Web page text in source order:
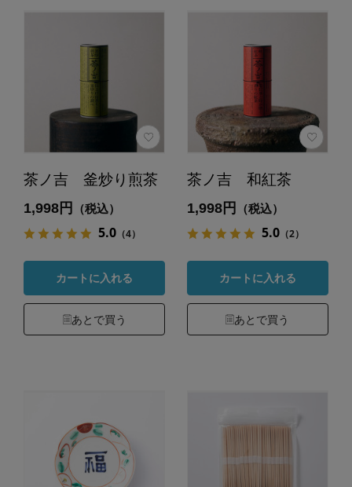
茶ノ吉 釜炒り煎茶
1,998円 （税込）
5.0（4）
カートに入れる
あとで買う
茶ノ吉 和紅茶
1,998円 （税込）
5.0（2）
カートに入れる
あとで買う